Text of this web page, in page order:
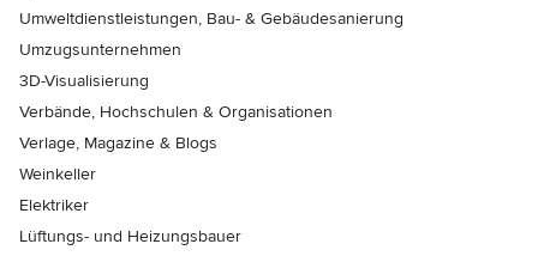
Umweltdienstleistungen, Bau- & Gebäudesanierung
Umzugsunternehmen
3D-Visualisierung
Verbände, Hochschulen & Organisationen
Verlage, Magazine & Blogs
Weinkeller
Elektriker
Lüftungs- und Heizungsbauer